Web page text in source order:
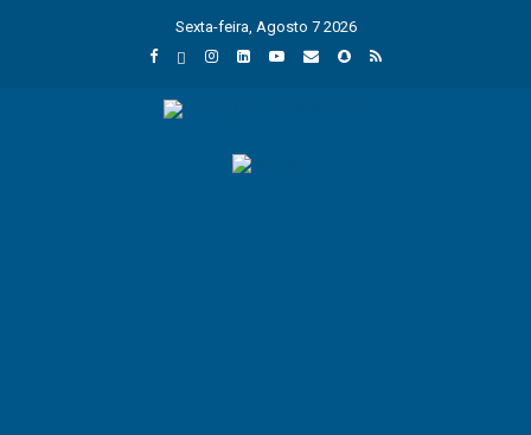
Sexta-feira, Agosto 7 2026